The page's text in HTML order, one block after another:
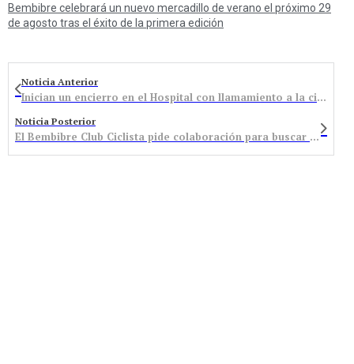
Bembibre celebrará un nuevo mercadillo de verano el próximo 29
de agosto tras el éxito de la primera edición
Noticia Anterior
Inician un encierro en el Hospital con llamamiento a la ciudadanía para que se sume a la protesta
Noticia Posterior
El Bembibre Club Ciclista pide colaboración para buscar una bicicleta que se cayó del coche en la autovía al regresar de la Vuelta a Valladolid